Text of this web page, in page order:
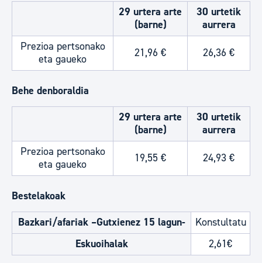
29 urtera arte
(barne)
30 urtetik
aurrera
Prezioa pertsonako
eta gaueko
21,96 € 26,36 €
Behe denboraldia
29 urtera arte
(barne)
30 urtetik
aurrera
Prezioa pertsonako
eta gaueko
19,55 € 24,93 €
Bestelakoak
Bazkari/afariak –Gutxienez 15 lagun-
Konstultatu
Eskuoihalak
2,61€